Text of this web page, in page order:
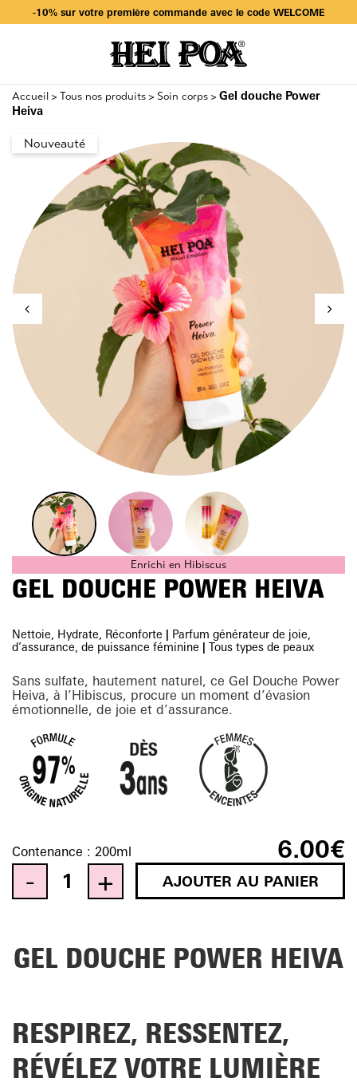
-10% sur votre première commande avec le code WELCOME
Livraison offerte dès 49€ d’achat en sélectionnant Mondial Relay
Accueil > Tous nos produits > Soin corps > Gel douche Power
Heiva
Enrichi en Hibiscus
GEL DOUCHE POWER HEIVA
Nouveauté
Nettoie, Hydrate, Réconforte | Parfum générateur de joie,
d’assurance, de puissance féminine | Tous types de peaux
Sans sulfate, hautement naturel, ce Gel Douche Power
Heiva, à l’Hibiscus, procure un moment d’évasion
émotionnelle, de joie et d’assurance.
6.00€
Contenance : 200ml
Quantity AJOUTER AU PANIER
GEL DOUCHE POWER HEIVA
RESPIREZ, RESSENTEZ,
RÉVÉLEZ VOTRE LUMIÈRE